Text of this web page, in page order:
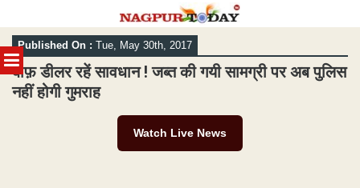
MENU
Skip
to
content
Published On : Tue, May 30th, 2017
बीफ़ डीलर रहें सावधान ! जब्त की गयी सामग्री पर अब पुलिस
नहीं होगी गुमराह
Watch Live News